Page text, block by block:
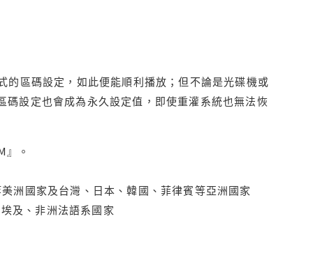
區碼設定，如此便能順利播放；但不論是光碟機或
設定也會成為永久設定值，即使重灌系統也無法恢
。
國家及台灣、日本、韓國、菲律賓等亞洲國家
及、非洲法語系國家